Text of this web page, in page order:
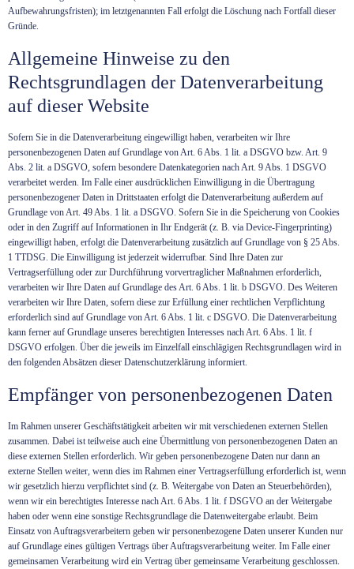
Aufbewahrungsfristen); im letztgenannten Fall erfolgt die Löschung nach Fortfall dieser
Gründe.
Allgemeine Hinweise zu den
Rechtsgrundlagen der Datenverarbeitung
auf dieser Website
Sofern Sie in die Datenverarbeitung eingewilligt haben, verarbeiten wir Ihre
personenbezogenen Daten auf Grundlage von Art. 6 Abs. 1 lit. a DSGVO bzw. Art. 9
Abs. 2 lit. a DSGVO, sofern besondere Datenkategorien nach Art. 9 Abs. 1 DSGVO
verarbeitet werden. Im Falle einer ausdrücklichen Einwilligung in die Übertragung
personenbezogener Daten in Drittstaaten erfolgt die Datenverarbeitung außerdem auf
Grundlage von Art. 49 Abs. 1 lit. a DSGVO. Sofern Sie in die Speicherung von Cookies
oder in den Zugriff auf Informationen in Ihr Endgerät (z. B. via Device-Fingerprinting)
eingewilligt haben, erfolgt die Datenverarbeitung zusätzlich auf Grundlage von § 25 Abs.
1 TTDSG. Die Einwilligung ist jederzeit widerrufbar. Sind Ihre Daten zur
Vertragserfüllung oder zur Durchführung vorvertraglicher Maßnahmen erforderlich,
verarbeiten wir Ihre Daten auf Grundlage des Art. 6 Abs. 1 lit. b DSGVO. Des Weiteren
verarbeiten wir Ihre Daten, sofern diese zur Erfüllung einer rechtlichen Verpflichtung
erforderlich sind auf Grundlage von Art. 6 Abs. 1 lit. c DSGVO. Die Datenverarbeitung
kann ferner auf Grundlage unseres berechtigten Interesses nach Art. 6 Abs. 1 lit. f
DSGVO erfolgen. Über die jeweils im Einzelfall einschlägigen Rechtsgrundlagen wird in
den folgenden Absätzen dieser Datenschutzerklärung informiert.
Empfänger von personenbezogenen Daten
Im Rahmen unserer Geschäftstätigkeit arbeiten wir mit verschiedenen externen Stellen
zusammen. Dabei ist teilweise auch eine Übermittlung von personenbezogenen Daten an
diese externen Stellen erforderlich. Wir geben personenbezogene Daten nur dann an
externe Stellen weiter, wenn dies im Rahmen einer Vertragserfüllung erforderlich ist, wenn
wir gesetzlich hierzu verpflichtet sind (z. B. Weitergabe von Daten an Steuerbehörden),
wenn wir ein berechtigtes Interesse nach Art. 6 Abs. 1 lit. f DSGVO an der Weitergabe
haben oder wenn eine sonstige Rechtsgrundlage die Datenweitergabe erlaubt. Beim
Einsatz von Auftragsverarbeitern geben wir personenbezogene Daten unserer Kunden nur
auf Grundlage eines gültigen Vertrags über Auftragsverarbeitung weiter. Im Falle einer
gemeinsamen Verarbeitung wird ein Vertrag über gemeinsame Verarbeitung geschlossen.